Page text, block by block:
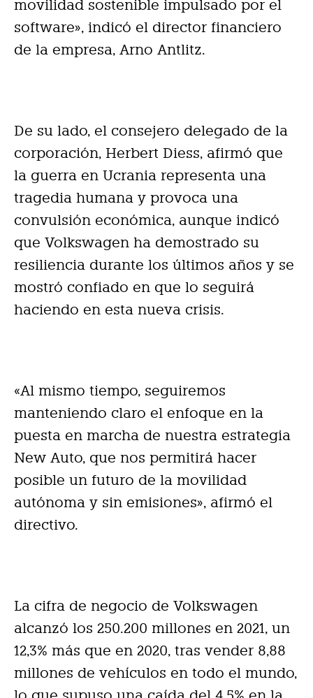
movilidad sostenible impulsado por el
software», indicó el director financiero
de la empresa, Arno Antlitz.
De su lado, el consejero delegado de la
corporación, Herbert Diess, afirmó que
la guerra en Ucrania representa una
tragedia humana y provoca una
convulsión económica, aunque indicó
que Volkswagen ha demostrado su
resiliencia durante los últimos años y se
mostró confiado en que lo seguirá
haciendo en esta nueva crisis.
«Al mismo tiempo, seguiremos
manteniendo claro el enfoque en la
puesta en marcha de nuestra estrategia
New Auto, que nos permitirá hacer
posible un futuro de la movilidad
autónoma y sin emisiones», afirmó el
directivo.
La cifra de negocio de Volkswagen
alcanzó los 250.200 millones en 2021, un
12,3% más que en 2020, tras vender 8,88
millones de vehículos en todo el mundo,